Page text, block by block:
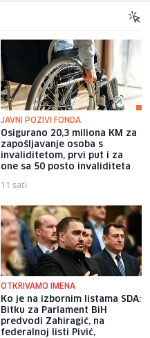
JAVNI POZIVI FONDA
Osigurano 20,3 miliona KM za
zapošljavanje osoba s
invaliditetom, prvi put i za
one sa 50 posto invaliditeta
11 sati
OTKRIVAMO IMENA
Ko je na izbornim listama SDA:
Bitku za Parlament BiH
predvodi Zahiragić, na
federalnoj listi Pivić,